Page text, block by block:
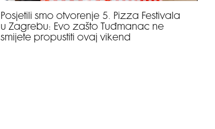
Posjetili smo otvorenje 5. Pizza Festivala
u Zagrebu: Evo zašto Tuđmanac ne
smijete propustiti ovaj vikend